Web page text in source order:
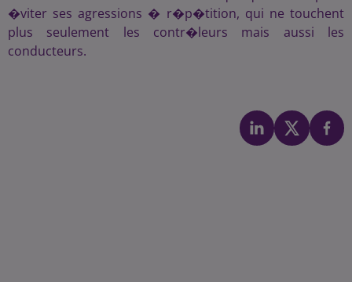
�viter ses agressions � r�p�tition, qui ne touchent
plus seulement les contr�leurs mais aussi les
conducteurs.